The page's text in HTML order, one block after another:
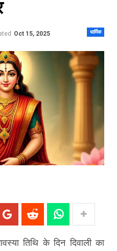
धार्मिक
Oct 15, 2025
तिथि के दिन दिवाली का